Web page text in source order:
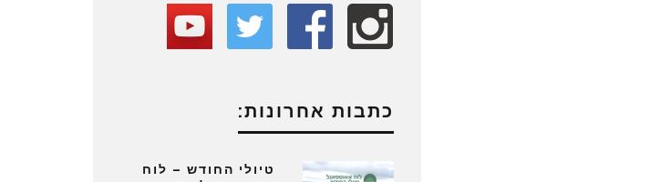
כתבות אחרונות:
טיולי החודש – לוח